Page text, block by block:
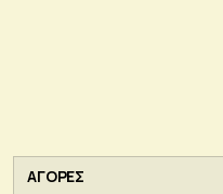
ΑΓΟΡΕΣ